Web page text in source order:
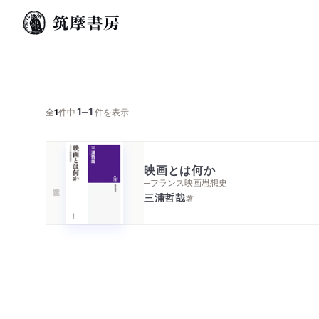
全1件中1─1件を表示
映画とは何か
─フランス映画思想史
三浦哲哉著